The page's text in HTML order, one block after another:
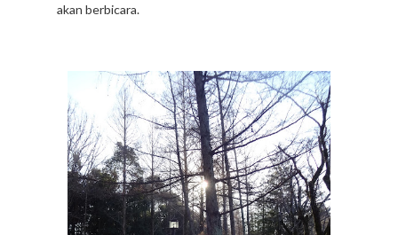
akan berbicara.